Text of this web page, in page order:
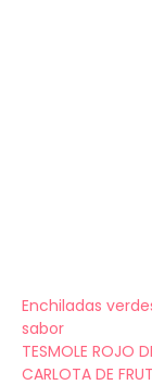
Enchiladas
sabor
TESMOLE ROJO
CARLOTA DE